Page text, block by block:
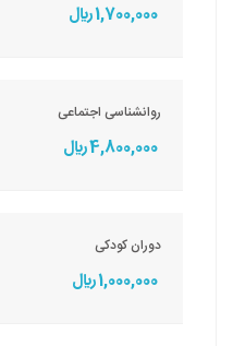
1,700,000 ريال
روانشناسی اجتماعی
4,800,000 ريال
دوران کودکی
1,000,000 ريال